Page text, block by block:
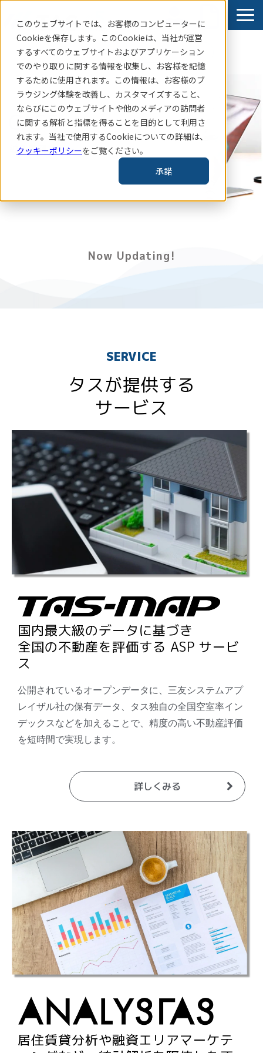
このウェブサイトでは、お客様のコンピューターに
Cookieを保存します。このCookieは、当社が運営
するすべてのウェブサイトおよびアプリケーション
でのやり取りに関する情報を収集し、お客様を記憶
するために使用されます。この情報は、お客様のブ
ラウジング体験を改善し、カスタマイズすること、
ならびにこのウェブサイトや他のメディアの訪問者
に関する解析と指標を得ることを目的として利用さ
れます。当社で使用するCookieについての詳細は、
クッキーポリシーをご覧ください。
承諾
賃貸住宅指標はこちら
サービス
導入事例
お知らせ
コラム・レポート
企業情報
TAS-MAP新規会員登録
CASE
導入事例
Now Updating!
SERVICE
タスが提供する
サービス
国内最大級のデータに基づき
全国の不動産を評価する ASP サービ
ス
公開されているオープンデータに、三友システムアプ
レイザル社の保有データ、タス独自の全国空室率イン
デックスなどを加えることで、精度の高い不動産評価
を短時間で実現します。
詳しくみる
居住賃貸分析や融資エリアマーケテ